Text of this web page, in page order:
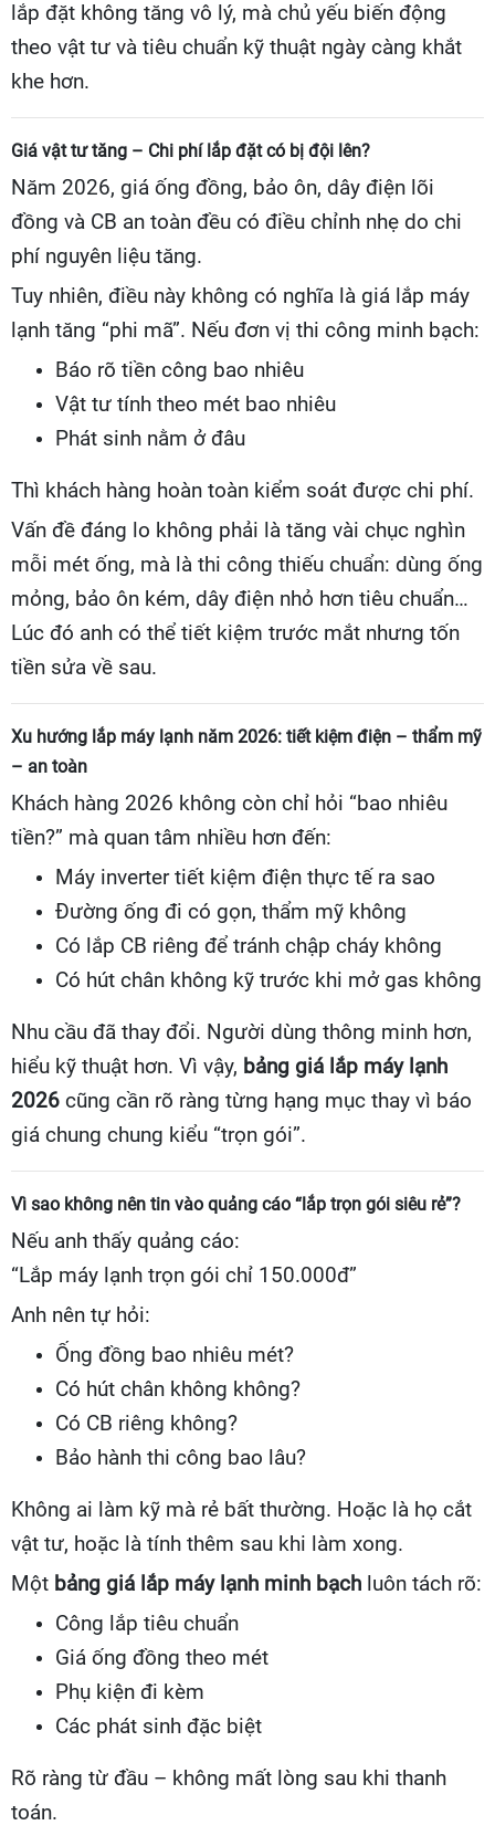
lắp đặt không tăng vô lý, mà chủ yếu biến động
theo vật tư và tiêu chuẩn kỹ thuật ngày càng khắt
khe hơn.
Giá vật tư tăng – Chi phí lắp đặt có bị đội lên?
Năm 2026, giá ống đồng, bảo ôn, dây điện lõi
đồng và CB an toàn đều có điều chỉnh nhẹ do chi
phí nguyên liệu tăng.
Tuy nhiên, điều này không có nghĩa là giá lắp máy
lạnh tăng “phi mã”. Nếu đơn vị thi công minh bạch:
Báo rõ tiền công bao nhiêu
Vật tư tính theo mét bao nhiêu
Phát sinh nằm ở đâu
Thì khách hàng hoàn toàn kiểm soát được chi phí.
Vấn đề đáng lo không phải là tăng vài chục nghìn
mỗi mét ống, mà là thi công thiếu chuẩn: dùng ống
mỏng, bảo ôn kém, dây điện nhỏ hơn tiêu chuẩn…
Lúc đó anh có thể tiết kiệm trước mắt nhưng tốn
tiền sửa về sau.
Xu hướng lắp máy lạnh năm 2026: tiết kiệm điện – thẩm mỹ
– an toàn
Khách hàng 2026 không còn chỉ hỏi “bao nhiêu
tiền?” mà quan tâm nhiều hơn đến:
Máy inverter tiết kiệm điện thực tế ra sao
Đường ống đi có gọn, thẩm mỹ không
Có lắp CB riêng để tránh chập cháy không
Có hút chân không kỹ trước khi mở gas không
Nhu cầu đã thay đổi. Người dùng thông minh hơn,
hiểu kỹ thuật hơn. Vì vậy, bảng giá lắp máy lạnh
2026 cũng cần rõ ràng từng hạng mục thay vì báo
giá chung chung kiểu “trọn gói”.
Vì sao không nên tin vào quảng cáo “lắp trọn gói siêu rẻ”?
Nếu anh thấy quảng cáo:
“Lắp máy lạnh trọn gói chỉ 150.000đ”
Anh nên tự hỏi:
Ống đồng bao nhiêu mét?
Có hút chân không không?
Có CB riêng không?
Bảo hành thi công bao lâu?
Không ai làm kỹ mà rẻ bất thường. Hoặc là họ cắt
vật tư, hoặc là tính thêm sau khi làm xong.
Một bảng giá lắp máy lạnh minh bạch luôn tách rõ:
Công lắp tiêu chuẩn
Giá ống đồng theo mét
Phụ kiện đi kèm
Các phát sinh đặc biệt
Rõ ràng từ đầu – không mất lòng sau khi thanh
toán.